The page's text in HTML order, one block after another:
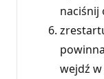
naciśnij
wejdź